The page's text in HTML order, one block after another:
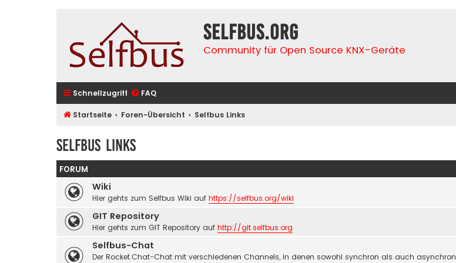
selfbus.org
Community für Open Source KNX-Geräte
Schnellzugriff FAQ
Startseite Foren-Übersicht Selfbus Links
Selfbus Links
FORUM
Wiki
Hier gehts zum Selfbus Wiki auf https://selfbus.org/wiki
GIT Repository
Hier gehts zum GIT Repository auf http://git.selfbus.org
Selfbus-Chat
Der Rocket.Chat-Chat mit verschiedenen Channels, in denen sowohl synchron als auch asynchron